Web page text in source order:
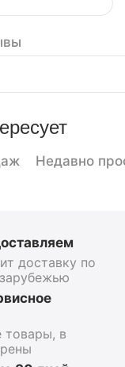
Недавно
доставку по
товары, в